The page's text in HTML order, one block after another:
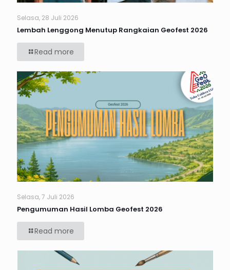
Selasa, 28 Juli 2026
Lembah Lenggong Menutup Rangkaian Geofest 2026
Read more
Selasa, 7 Juli 2026
Pengumuman Hasil Lomba Geofest 2026
Read more